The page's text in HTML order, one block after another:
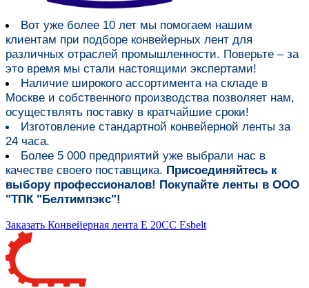
Вот уже более 10 лет мы помогаем нашим
клиентам при подборе конвейерных лент для
различных отраслей промышленности. Поверьте – за
это время мы стали настоящими экспертами!
Наличие широкого ассортимента на складе в
Москве и собственного производства позволяет нам,
осуществлять поставку в кратчайшие сроки!
Изготовление стандартной конвейерной ленты за
24 часа.
Более 5 000 предприятий уже выбрали нас в
качестве своего поставщика. Присоединяйтесь к
выбору профессионалов! Покупайте ленты в ООО
"ТПК "Белтимпэкс"!
Заказать Конвейерная лента E 20CC Esbelt